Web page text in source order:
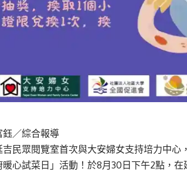
鈺／綜合報導
民眾閱覽室首次與大安婦女支持培力中
暖心試菜日」活動！於8月30日下午2點，